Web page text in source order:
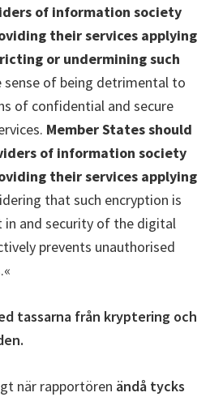
of information society
their services applying
or undermining such
sense of being detrimental to
of confidential and secure
Member States should
of information society
their services applying
that such encryption is
and security of the digital
prevents unauthorised
tassarna från kryptering och
när rapportören ändå tycks